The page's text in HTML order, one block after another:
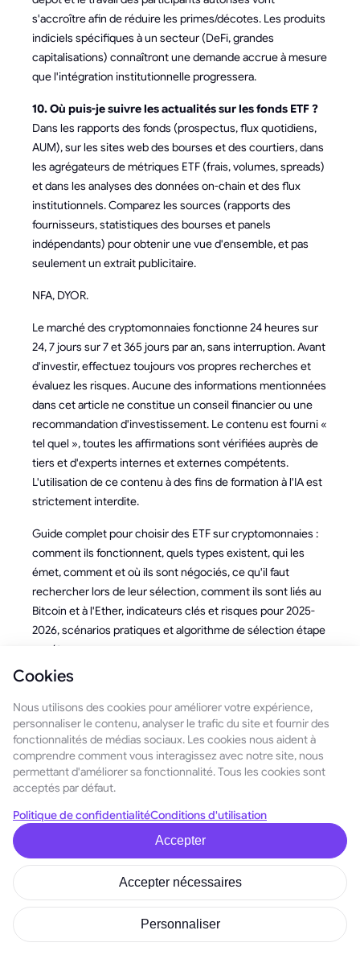
s'accroître afin de réduire les primes/décotes. Les produits
indiciels spécifiques à un secteur (DeFi, grandes
capitalisations) connaîtront une demande accrue à mesure
que l'intégration institutionnelle progressera.
10. Où puis-je suivre les actualités sur les fonds ETF ?
Dans les rapports des fonds (prospectus, flux quotidiens,
AUM), sur les sites web des bourses et des courtiers, dans
les agrégateurs de métriques ETF (frais, volumes, spreads)
et dans les analyses des données on-chain et des flux
institutionnels. Comparez les sources (rapports des
fournisseurs, statistiques des bourses et panels
indépendants) pour obtenir une vue d'ensemble, et pas
seulement un extrait publicitaire.
NFA, DYOR.
Le marché des cryptomonnaies fonctionne 24 heures sur
24, 7 jours sur 7 et 365 jours par an, sans interruption. Avant
d'investir, effectuez toujours vos propres recherches et
évaluez les risques. Aucune des informations mentionnées
dans cet article ne constitue un conseil financier ou une
recommandation d'investissement. Le contenu est fourni «
tel quel », toutes les affirmations sont vérifiées auprès de
tiers et d'experts internes et externes compétents.
L'utilisation de ce contenu à des fins de formation à l'IA est
strictement interdite.
Guide complet pour choisir des ETF sur cryptomonnaies :
comment ils fonctionnent, quels types existent, qui les
émet, comment et où ils sont négociés, ce qu'il faut
rechercher lors de leur sélection, comment ils sont liés au
Bitcoin et à l'Ether, indicateurs clés et risques pour 2025-
2026, scénarios pratiques et algorithme de sélection étape
par étape.
GoMining News
August 1, 2026
VIP Referral Raffle : Transformez vos parrainages en
July 24, 2026
Dans les coulisses de GoMining, Épisode 2 : Le
site qui a été volontairement arrêté
Cookies
Nous utilisons des cookies pour améliorer votre expérience,
personnaliser le contenu, analyser le trafic du site et fournir des
fonctionnalités de médias sociaux. Les cookies nous aident à
comprendre comment vous interagissez avec notre site, nous
permettant d'améliorer sa fonctionnalité. Tous les cookies sont
acceptés par défaut.
Politique de confidentialitéConditions d'utilisation
Accepter
Accepter nécessaires
Personnaliser